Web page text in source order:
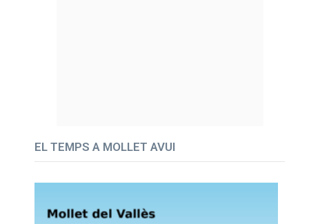
EL TEMPS A MOLLET AVUI